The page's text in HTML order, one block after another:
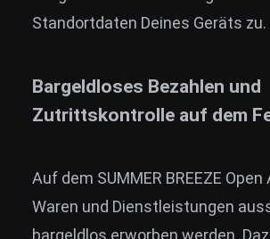
Standortdaten Deines Geräts zu.
Bargeldloses Bezahlen und
Zutrittskontrolle auf dem
Auf dem SUMMER BREEZE Open
Waren und Dienstleistungen
bargeldlos erworben werden.